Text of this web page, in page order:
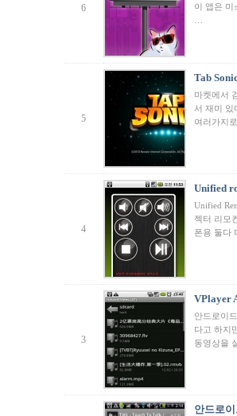
6
이 앱은 미
5
Tab
마켓에서
서 재미 있
여러가지
4
Unified
Unified
젝터 리모
폰용 둘다
3
VPlayer
안드로이
다고 하지
동영상을
안드로